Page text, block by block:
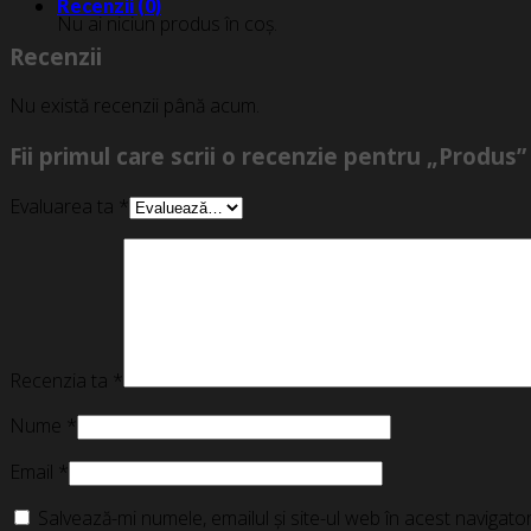
Nu ai niciun produs în coș.
Recenzii (0)
Recenzii
Nu există recenzii până acum.
Fii primul care scrii o recenzie pentru „Produs”
Evaluarea ta *
Recenzia ta *
Nume *
Email *
Salvează-mi numele, emailul și site-ul web în acest